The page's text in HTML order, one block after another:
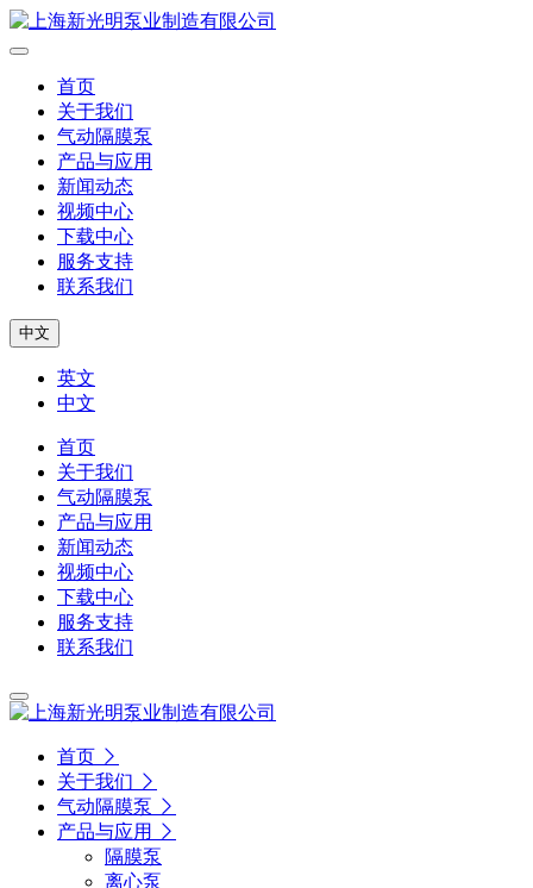
首页
关于我们
气动隔膜泵
产品与应用
新闻动态
视频中心
下载中心
服务支持
联系我们
中文
英文
中文
首页
关于我们
气动隔膜泵
产品与应用
新闻动态
视频中心
下载中心
服务支持
联系我们
首页
关于我们
气动隔膜泵
产品与应用
隔膜泵
离心泵